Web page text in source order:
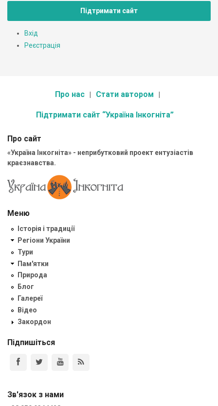
Підтримати сайт
Вхід
Реєстрація
Про нас Стати автором
Підтримати сайт “Україна Інкогніта”
Про сайт
«Україна Інкогніта» - неприбутковий проект ентузіастів
краєзнавства.
Меню
Історія і традиції
Регіони України
Тури
Пам'ятки
Природа
Блог
Галереї
Відео
Закордон
Підпишіться
Зв'язок з нами